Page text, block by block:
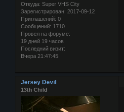
Откуда: Super VHS City
Зарегистрирован: 2017-09-12
Приглашений: 0
Сообщений: 1710
Провел на форуме:
19 дней 19 часов
Последний визит:
Вчера 21:47:45
Jersey Devil
13th Child